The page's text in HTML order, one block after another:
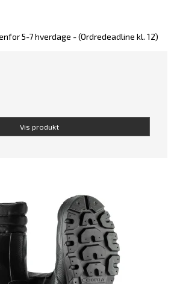
5-7 hverdage - (Ordredeadline kl. 12)
Vis produkt